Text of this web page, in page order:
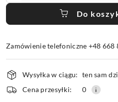
Do
Zamówienie telefoniczne +48 668
Dostępność
i
dostawa
Wysyłka w ciągu: ten sam
Cena przesyłki:
0